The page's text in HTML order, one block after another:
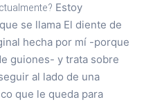
Estoy
se llama El diente de
hecha por mí -porque
guiones- y trata sobre
al lado de una
que le queda para